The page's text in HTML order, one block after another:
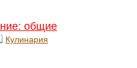
общие
Кулинария